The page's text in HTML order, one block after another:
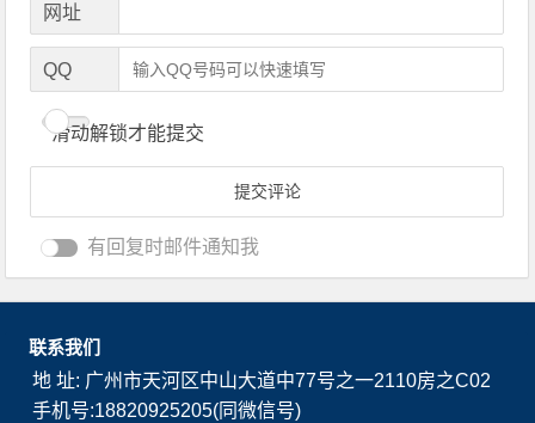
网址
QQ
滑动解锁才能提交
有回复时邮件通知我
联系我们
地 址: 广州市天河区中山大道中77号之一2110房之C02
手机号:18820925205(同微信号)